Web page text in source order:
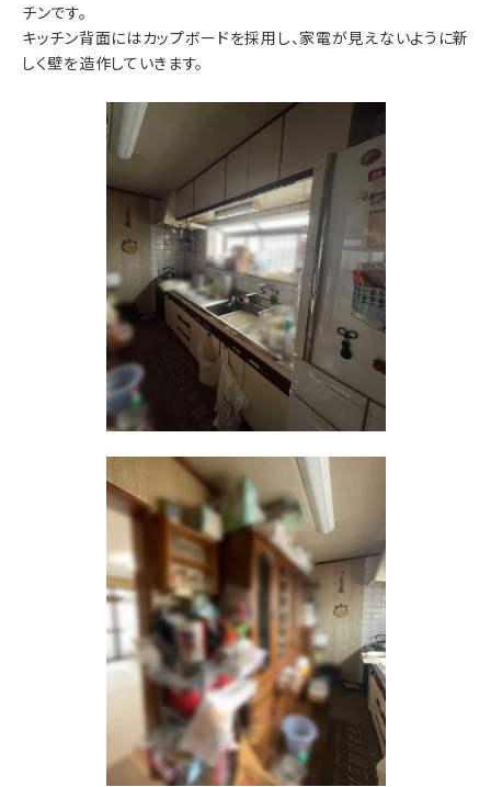
チンです。
キッチン背面にはカップボードを採用し、家電が見えないように新
しく壁を造作していきます。